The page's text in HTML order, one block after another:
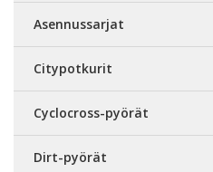
Asennussarjat
Citypotkurit
Cyclocross-pyörät
Dirt-pyörät